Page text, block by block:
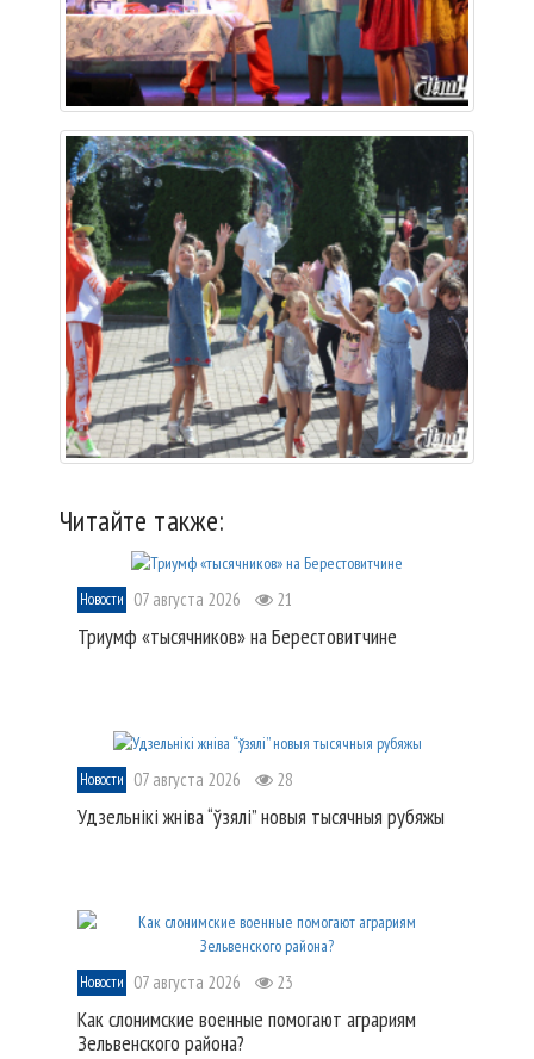
Читайте также:
Новости 07 августа 2026 21
Триумф «тысячников» на Берестовитчине
Новости 07 августа 2026 28
Удзельнікі жніва “ўзялі” новыя тысячныя рубяжы
Новости 07 августа 2026 23
Как слонимские военные помогают аграриям
Зельвенского района?